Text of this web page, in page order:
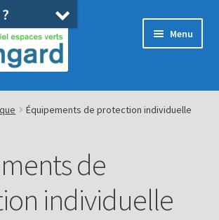
Menu
SAV
Équipements de protection individuelle
de
individuelle